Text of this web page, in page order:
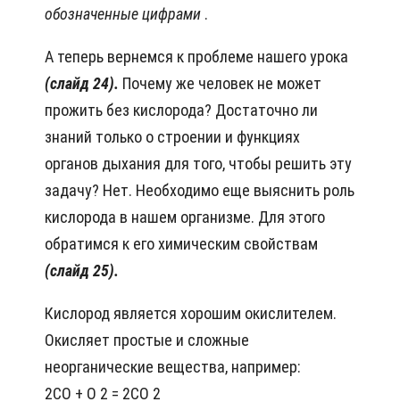
обозначенные цифрами .
А теперь вернемся к проблеме нашего урока
(слайд 24). Почему же человек не может
прожить без кислорода? Достаточно ли
знаний только о строении и функциях
органов дыхания для того, чтобы решить эту
задачу? Нет. Необходимо еще выяснить роль
кислорода в нашем организме. Для этого
обратимся к его химическим свойствам
(слайд 25).
Кислород является хорошим окислителем.
Окисляет простые и сложные
неорганические вещества, например:
2СО + О 2 = 2СО 2